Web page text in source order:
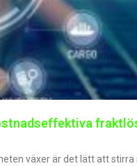
växer är det lätt att